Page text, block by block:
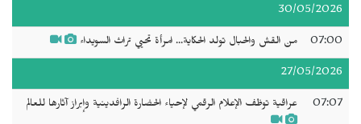
30/05/2026
07:00 من القش والحبال تولد الحكاية... امرأة تحيي تراث السويداء
27/05/2026
07:07 عراقية توظف الإعلام الرقمي لإحياء الحضارة الرافدينية وإبراز آثارها للعالم